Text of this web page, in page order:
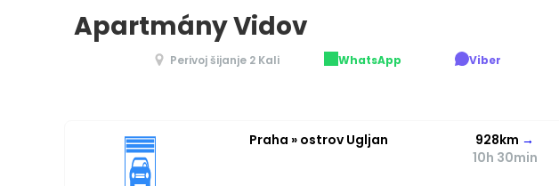
Apartmány Vidov
Perivoj šijanje 2 Kali WhatsApp Viber
Praha » ostrov Ugljan 928km →
10h 30min